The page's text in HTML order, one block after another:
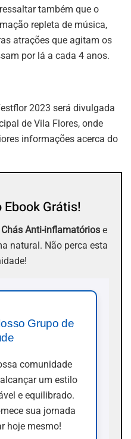
também que o
repleta de música,
atrações que agitam os
por lá a cada 4 anos.
2023 será divulgada
de Vila Flores, onde
informações acerca do
Grátis!
Chás Anti-inflamatórios e
natural. Não perca esta
Grupo de
comunidade
um estilo
e equilibrado.
sua jornada
hoje mesmo!